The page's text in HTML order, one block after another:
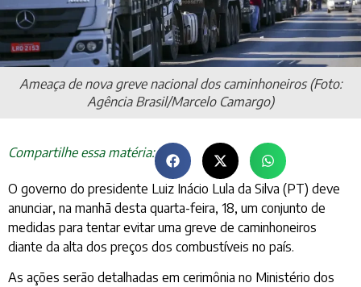
Ameaça de nova greve nacional dos caminhoneiros (Foto:
Agência Brasil/Marcelo Camargo)
Compartilhe essa matéria:
O governo do presidente Luiz Inácio Lula da Silva (PT) deve
anunciar, na manhã desta quarta-feira, 18, um conjunto de
medidas para tentar evitar uma greve de caminhoneiros
diante da alta dos preços dos combustíveis no país.
As ações serão detalhadas em cerimônia no Ministério dos